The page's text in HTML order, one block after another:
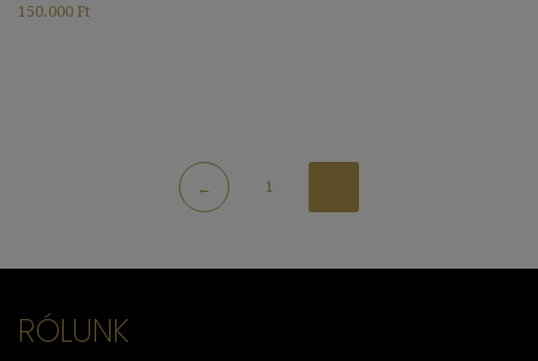
150.000 Ft
← 1
RÓLUNK